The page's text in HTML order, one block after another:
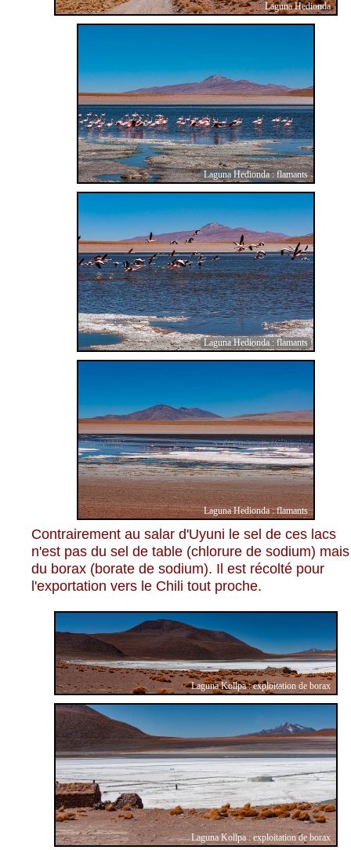
Laguna Hedionda
Laguna Hedionda : flamants
Laguna Hedionda : flamants
Laguna Hedionda : flamants
Contrairement au salar d'Uyuni le sel de ces lacs
n'est pas du sel de table (chlorure de sodium) mais
du borax (borate de sodium). Il est récolté pour
l'exportation vers le Chili tout proche.
Laguna Kollpa : exploitation de borax
Laguna Kollpa : exploitation de borax